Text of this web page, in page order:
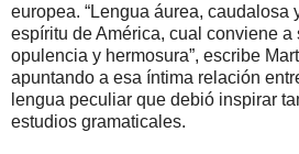
europea. “Lengua áurea, caudalosa
espíritu de América, cual conviene a
opulencia y hermosura”, escribe
apuntando a esa íntima relación
lengua peculiar que debió inspirar
estudios gramaticales.